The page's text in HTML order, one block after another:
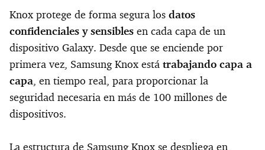
Knox protege de forma segura los datos
confidenciales y sensibles en cada capa de un
dispositivo Galaxy. Desde que se enciende por
primera vez, Samsung Knox está trabajando capa a
capa, en tiempo real, para proporcionar la
seguridad necesaria en más de 100 millones de
dispositivos.
La estructura de Samsung Knox se despliega en